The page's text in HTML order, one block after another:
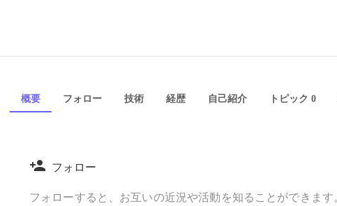
概要 フォロー 技術 経歴 自己紹介 トピック 0
フォロー
フォローすると、お互いの近況や活動を知ることができま